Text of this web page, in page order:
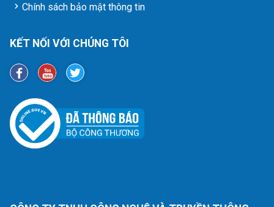
Chính sách bảo mật thông tin
KẾT NỐI VỚI CHÚNG TÔI